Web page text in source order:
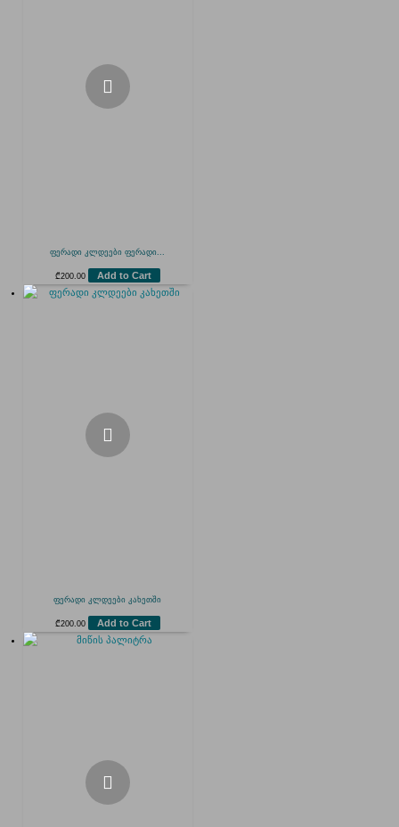
ფერადი კლდეები ფერადი...
₾200.00 Add to Cart
ფერადი კლდეები კახეთში
₾200.00 Add to Cart